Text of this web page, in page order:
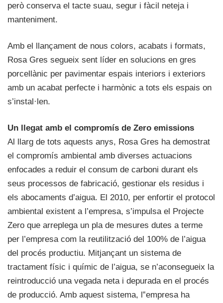
però conserva el tacte suau, segur i fàcil neteja i
manteniment.
Amb el llançament de nous colors, acabats i formats,
Rosa Gres segueix sent líder en solucions en gres
porcellànic per pavimentar espais interiors i exteriors
amb un acabat perfecte i harmònic a tots els espais on
s’instal·len.
Un llegat amb el compromís de Zero emissions
Al llarg de tots aquests anys, Rosa Gres ha demostrat
el compromís ambiental amb diverses actuacions
enfocades a reduir el consum de carboni durant els
seus processos de fabricació, gestionar els residus i
els abocaments d’aigua. El 2010, per enfortir el protocol
ambiental existent a l’empresa, s’impulsa el Projecte
Zero que arreplega un pla de mesures dutes a terme
per l’empresa com la reutilització del 100% de l’aigua
del procés productiu. Mitjançant un sistema de
tractament físic i químic de l’aigua, se n’aconsegueix la
reintroducció una vegada neta i depurada en el procés
de producció. Amb aquest sistema, l‟empresa ha